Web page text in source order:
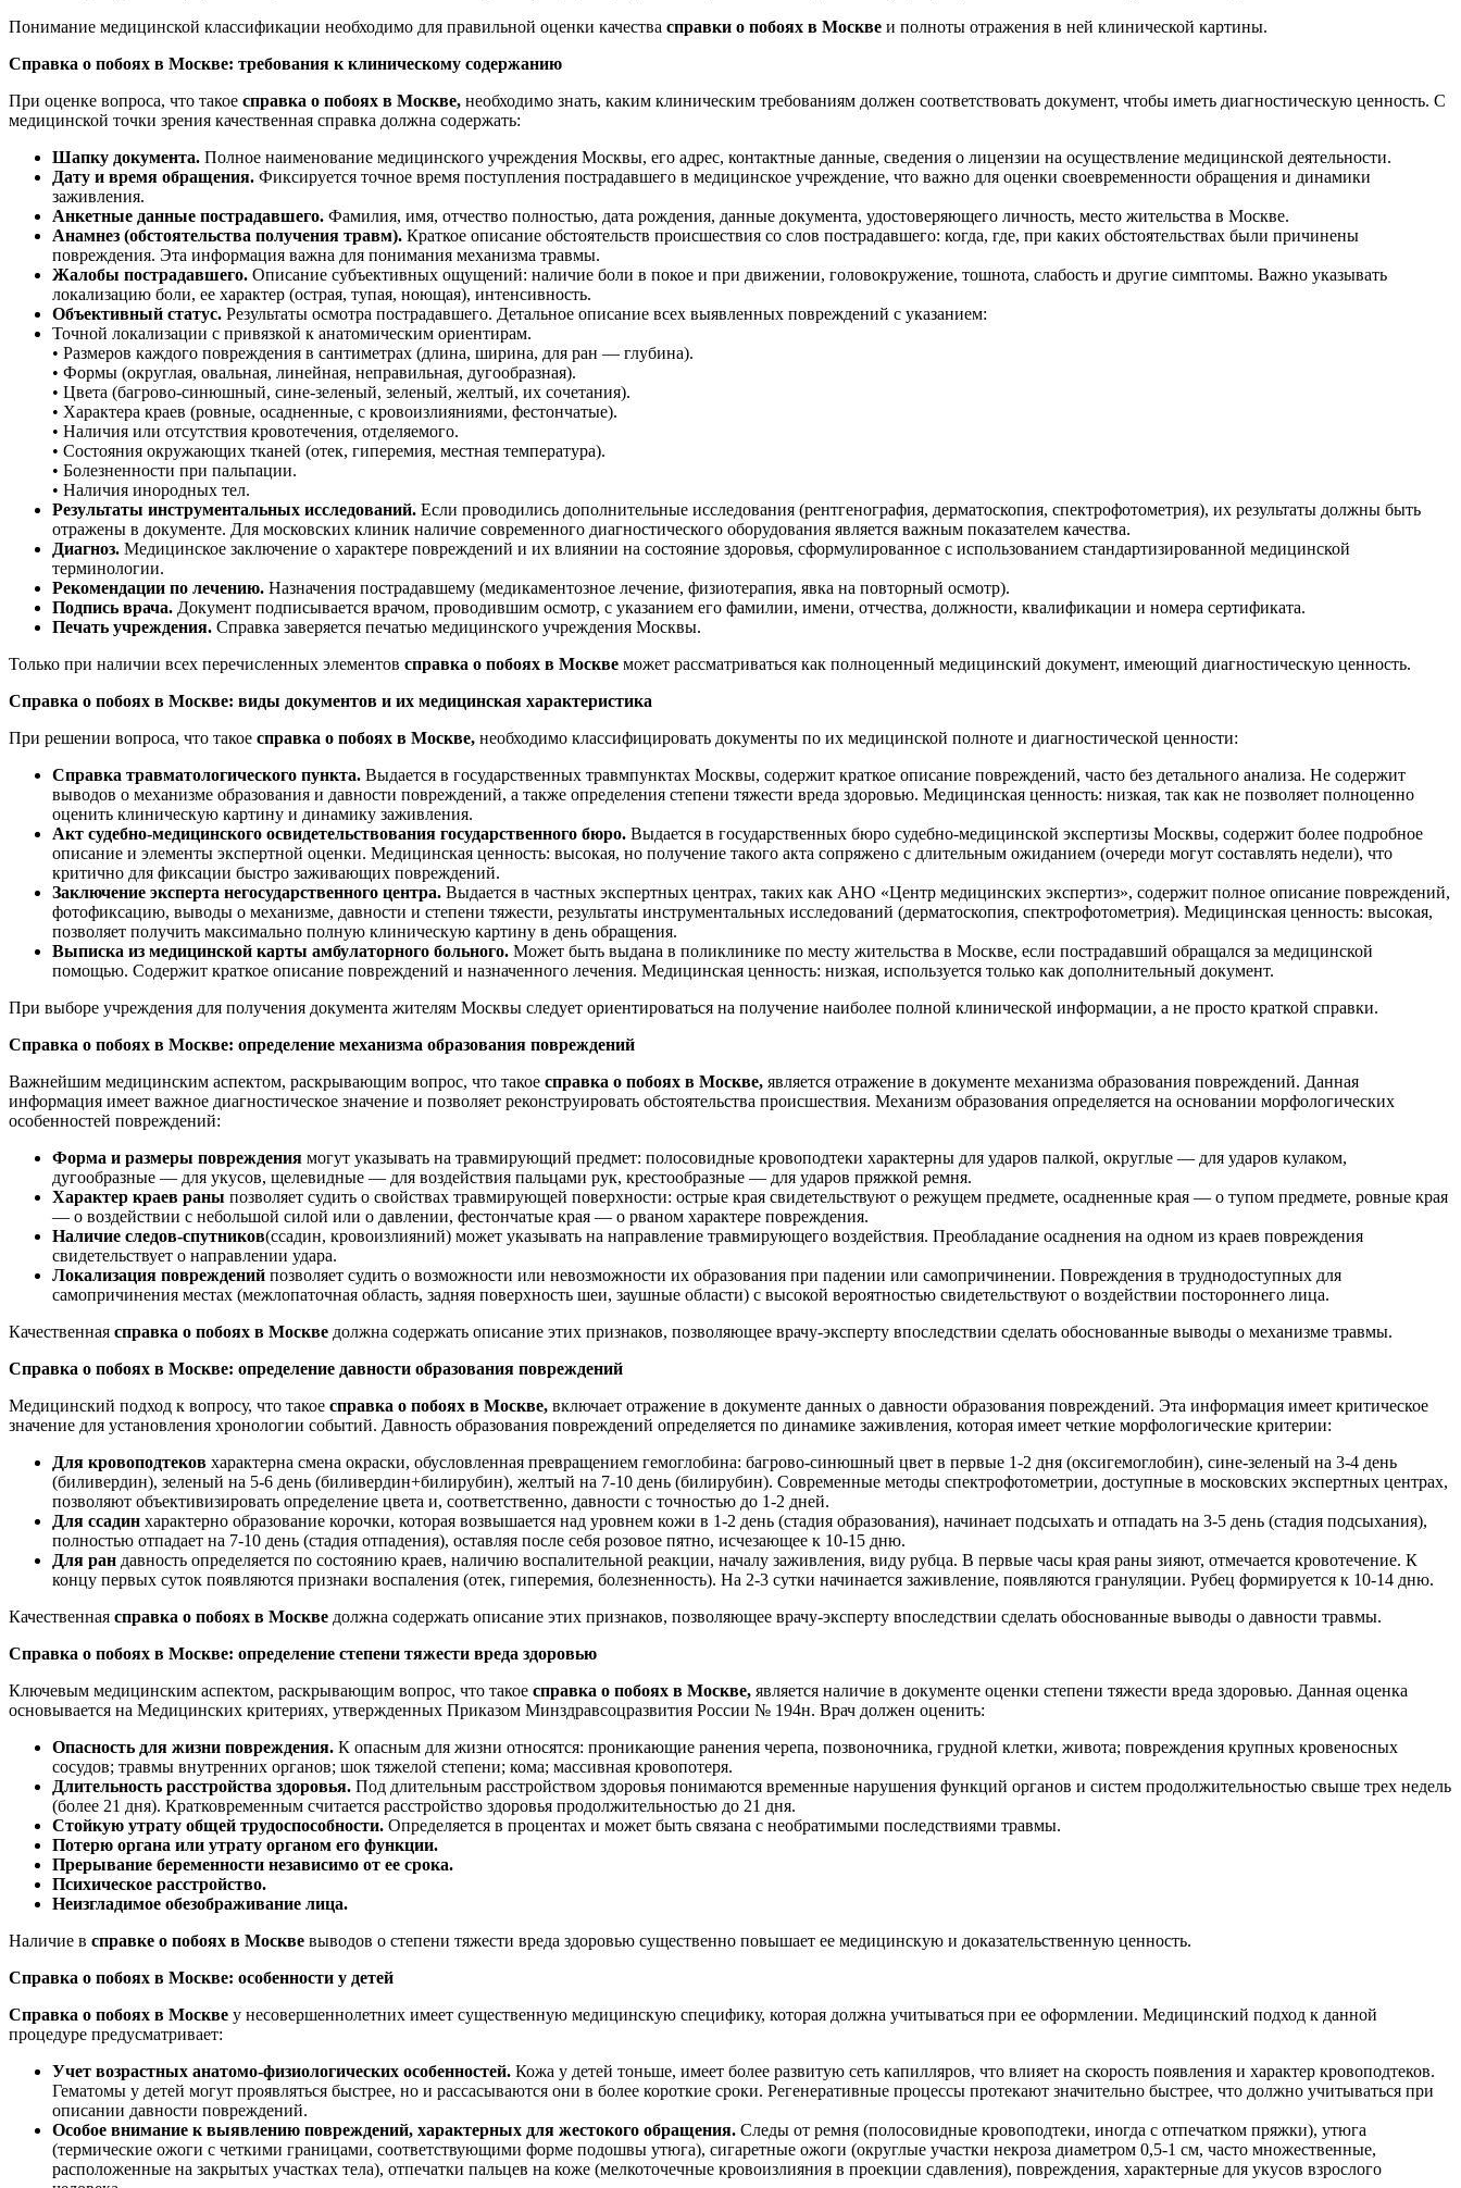
Понимание медицинской классификации необходимо для правильной оценки качества справки о побоях в Москве и полноты отражения в ней клинической картины.
Справка о побоях в Москве: требования к клиническому содержанию
При оценке вопроса, что такое справка о побоях в Москве, необходимо знать, каким клиническим требованиям должен соответствовать документ, чтобы иметь диагностическую ценность. С
медицинской точки зрения качественная справка должна содержать:
Шапку документа. Полное наименование медицинского учреждения Москвы, его адрес, контактные данные, сведения о лицензии на осуществление медицинской деятельности.
Дату и время обращения. Фиксируется точное время поступления пострадавшего в медицинское учреждение, что важно для оценки своевременности обращения и динамики
заживления.
Анкетные данные пострадавшего. Фамилия, имя, отчество полностью, дата рождения, данные документа, удостоверяющего личность, место жительства в Москве.
Анамнез (обстоятельства получения травм). Краткое описание обстоятельств происшествия со слов пострадавшего: когда, где, при каких обстоятельствах были причинены
повреждения. Эта информация важна для понимания механизма травмы.
Жалобы пострадавшего. Описание субъективных ощущений: наличие боли в покое и при движении, головокружение, тошнота, слабость и другие симптомы. Важно указывать
локализацию боли, ее характер (острая, тупая, ноющая), интенсивность.
Объективный статус. Результаты осмотра пострадавшего. Детальное описание всех выявленных повреждений с указанием:
Точной локализации с привязкой к анатомическим ориентирам.
• Размеров каждого повреждения в сантиметрах (длина, ширина, для ран — глубина).
• Формы (округлая, овальная, линейная, неправильная, дугообразная).
• Цвета (багрово-синюшный, сине-зеленый, зеленый, желтый, их сочетания).
• Характера краев (ровные, осадненные, с кровоизлияниями, фестончатые).
• Наличия или отсутствия кровотечения, отделяемого.
• Состояния окружающих тканей (отек, гиперемия, местная температура).
• Болезненности при пальпации.
• Наличия инородных тел.
Результаты инструментальных исследований. Если проводились дополнительные исследования (рентгенография, дерматоскопия, спектрофотометрия), их результаты должны быть
отражены в документе. Для московских клиник наличие современного диагностического оборудования является важным показателем качества.
Диагноз. Медицинское заключение о характере повреждений и их влиянии на состояние здоровья, сформулированное с использованием стандартизированной медицинской
терминологии.
Рекомендации по лечению. Назначения пострадавшему (медикаментозное лечение, физиотерапия, явка на повторный осмотр).
Подпись врача. Документ подписывается врачом, проводившим осмотр, с указанием его фамилии, имени, отчества, должности, квалификации и номера сертификата.
Печать учреждения. Справка заверяется печатью медицинского учреждения Москвы.
Только при наличии всех перечисленных элементов справка о побоях в Москве может рассматриваться как полноценный медицинский документ, имеющий диагностическую ценность.
Справка о побоях в Москве: виды документов и их медицинская характеристика
При решении вопроса, что такое справка о побоях в Москве, необходимо классифицировать документы по их медицинской полноте и диагностической ценности:
Справка травматологического пункта. Выдается в государственных травмпунктах Москвы, содержит краткое описание повреждений, часто без детального анализа. Не содержит
выводов о механизме образования и давности повреждений, а также определения степени тяжести вреда здоровью. Медицинская ценность: низкая, так как не позволяет полноценно
оценить клиническую картину и динамику заживления.
Акт судебно-медицинского освидетельствования государственного бюро. Выдается в государственных бюро судебно-медицинской экспертизы Москвы, содержит более подробное
описание и элементы экспертной оценки. Медицинская ценность: высокая, но получение такого акта сопряжено с длительным ожиданием (очереди могут составлять недели), что
критично для фиксации быстро заживающих повреждений.
Заключение эксперта негосударственного центра. Выдается в частных экспертных центрах, таких как АНО «Центр медицинских экспертиз», содержит полное описание повреждений,
фотофиксацию, выводы о механизме, давности и степени тяжести, результаты инструментальных исследований (дерматоскопия, спектрофотометрия). Медицинская ценность: высокая,
позволяет получить максимально полную клиническую картину в день обращения.
Выписка из медицинской карты амбулаторного больного. Может быть выдана в поликлинике по месту жительства в Москве, если пострадавший обращался за медицинской
помощью. Содержит краткое описание повреждений и назначенного лечения. Медицинская ценность: низкая, используется только как дополнительный документ.
При выборе учреждения для получения документа жителям Москвы следует ориентироваться на получение наиболее полной клинической информации, а не просто краткой справки.
Справка о побоях в Москве: определение механизма образования повреждений
Важнейшим медицинским аспектом, раскрывающим вопрос, что такое справка о побоях в Москве, является отражение в документе механизма образования повреждений. Данная
информация имеет важное диагностическое значение и позволяет реконструировать обстоятельства происшествия. Механизм образования определяется на основании морфологических
особенностей повреждений:
Форма и размеры повреждения могут указывать на травмирующий предмет: полосовидные кровоподтеки характерны для ударов палкой, округлые — для ударов кулаком,
дугообразные — для укусов, щелевидные — для воздействия пальцами рук, крестообразные — для ударов пряжкой ремня.
Характер краев раны позволяет судить о свойствах травмирующей поверхности: острые края свидетельствуют о режущем предмете, осадненные края — о тупом предмете, ровные края
— о воздействии с небольшой силой или о давлении, фестончатые края — о рваном характере повреждения.
Наличие следов-спутников(ссадин, кровоизлияний) может указывать на направление травмирующего воздействия. Преобладание осаднения на одном из краев повреждения
свидетельствует о направлении удара.
Локализация повреждений позволяет судить о возможности или невозможности их образования при падении или самопричинении. Повреждения в труднодоступных для
самопричинения местах (межлопаточная область, задняя поверхность шеи, заушные области) с высокой вероятностью свидетельствуют о воздействии постороннего лица.
Качественная справка о побоях в Москве должна содержать описание этих признаков, позволяющее врачу-эксперту впоследствии сделать обоснованные выводы о механизме травмы.
Справка о побоях в Москве: определение давности образования повреждений
Медицинский подход к вопросу, что такое справка о побоях в Москве, включает отражение в документе данных о давности образования повреждений. Эта информация имеет критическое
значение для установления хронологии событий. Давность образования повреждений определяется по динамике заживления, которая имеет четкие морфологические критерии:
Для кровоподтеков характерна смена окраски, обусловленная превращением гемоглобина: багрово-синюшный цвет в первые 1-2 дня (оксигемоглобин), сине-зеленый на 3-4 день
(биливердин), зеленый на 5-6 день (биливердин+билирубин), желтый на 7-10 день (билирубин). Современные методы спектрофотометрии, доступные в московских экспертных центрах,
позволяют объективизировать определение цвета и, соответственно, давности с точностью до 1-2 дней.
Для ссадин характерно образование корочки, которая возвышается над уровнем кожи в 1-2 день (стадия образования), начинает подсыхать и отпадать на 3-5 день (стадия подсыхания),
полностью отпадает на 7-10 день (стадия отпадения), оставляя после себя розовое пятно, исчезающее к 10-15 дню.
Для ран давность определяется по состоянию краев, наличию воспалительной реакции, началу заживления, виду рубца. В первые часы края раны зияют, отмечается кровотечение. К
концу первых суток появляются признаки воспаления (отек, гиперемия, болезненность). На 2-3 сутки начинается заживление, появляются грануляции. Рубец формируется к 10-14 дню.
Качественная справка о побоях в Москве должна содержать описание этих признаков, позволяющее врачу-эксперту впоследствии сделать обоснованные выводы о давности травмы.
Справка о побоях в Москве: определение степени тяжести вреда здоровью
Ключевым медицинским аспектом, раскрывающим вопрос, что такое справка о побоях в Москве, является наличие в документе оценки степени тяжести вреда здоровью. Данная оценка
основывается на Медицинских критериях, утвержденных Приказом Минздравсоцразвития России № 194н. Врач должен оценить:
Опасность для жизни повреждения. К опасным для жизни относятся: проникающие ранения черепа, позвоночника, грудной клетки, живота; повреждения крупных кровеносных
сосудов; травмы внутренних органов; шок тяжелой степени; кома; массивная кровопотеря.
Длительность расстройства здоровья. Под длительным расстройством здоровья понимаются временные нарушения функций органов и систем продолжительностью свыше трех недель
(более 21 дня). Кратковременным считается расстройство здоровья продолжительностью до 21 дня.
Стойкую утрату общей трудоспособности. Определяется в процентах и может быть связана с необратимыми последствиями травмы.
Потерю органа или утрату органом его функции.
Прерывание беременности независимо от ее срока.
Психическое расстройство.
Неизгладимое обезображивание лица.
Наличие в справке о побоях в Москве выводов о степени тяжести вреда здоровью существенно повышает ее медицинскую и доказательственную ценность.
Справка о побоях в Москве: особенности у детей
Справка о побоях в Москве у несовершеннолетних имеет существенную медицинскую специфику, которая должна учитываться при ее оформлении. Медицинский подход к данной
процедуре предусматривает:
Учет возрастных анатомо-физиологических особенностей. Кожа у детей тоньше, имеет более развитую сеть капилляров, что влияет на скорость появления и характер кровоподтеков.
Гематомы у детей могут проявляться быстрее, но и рассасываются они в более короткие сроки. Регенеративные процессы протекают значительно быстрее, что должно учитываться при
описании давности повреждений.
Особое внимание к выявлению повреждений, характерных для жестокого обращения. Следы от ремня (полосовидные кровоподтеки, иногда с отпечатком пряжки), утюга
(термические ожоги с четкими границами, соответствующими форме подошвы утюга), сигаретные ожоги (округлые участки некроза диаметром 0,5-1 см, часто множественные,
расположенные на закрытых участках тела), отпечатки пальцев на коже (мелкоточечные кровоизлияния в проекции сдавления), повреждения, характерные для укусов взрослого